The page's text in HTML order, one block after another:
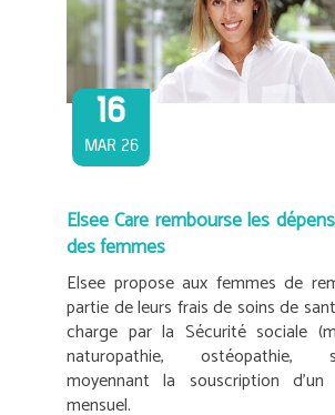
16
MAR 26
Elsee Care rembourse les
des femmes
Elsee propose aux femmes de
partie de leurs frais de soins de
charge par la Sécurité sociale
naturopathie, ostéopathie,
moyennant la souscription d’un
mensuel.